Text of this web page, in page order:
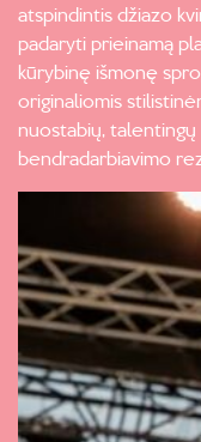
atspindintis džiazo
padaryti prieinamą
kūrybinę išmonę
originaliomis
nuostabių,
bendradarbiavimo